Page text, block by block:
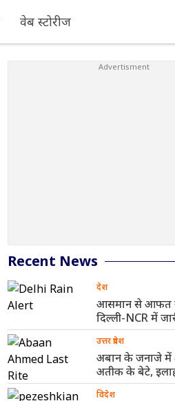
वेब स्टोरीज
Recent News
देश
आसमान से आफत
दिल्ली-NCR में
उत्तर प्रदेश
अबान के जनाजे में
अतीक के बेटे,
विदेश